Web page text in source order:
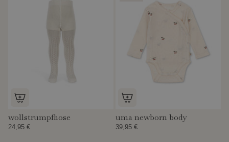
wollstrumpfhose
24,95 €
uma newborn body
39,95 €